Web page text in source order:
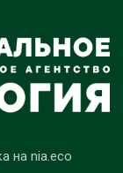
на nia.eco